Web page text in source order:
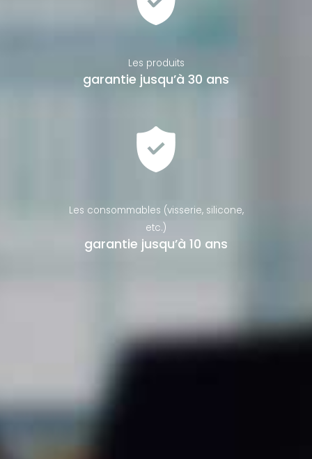
Les produits
garantie jusqu’à 30 ans
Les consommables (visserie, silicone,
etc.)
garantie jusqu’à 10 ans